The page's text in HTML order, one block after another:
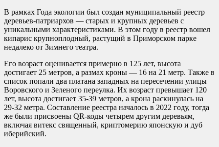
В рамках Года экологии был создан муниципальный реестр
деревьев-патриархов — старых и крупных деревьев с
уникальными характеристиками. В этом году в реестр вошел
кипарис крупноплодный, растущий в Приморском парке
недалеко от Зимнего театра.
Его возраст оценивается примерно в 125 лет, высота
достигает 25 метров, а размах кроны — 16 на 21 метр. Также в
список попали два платана западных на пересечении улицы
Воровского и Зеленого переулка. Их возраст превышает 120
лет, высота достигает 35-39 метров, а крона раскинулась на
29-32 метра. Составление реестра началось в 2022 году, тогда
же были присвоены QR-коды четырем другим деревьям,
включая витекс священный, криптомерию японскую и дуб
иберийский.